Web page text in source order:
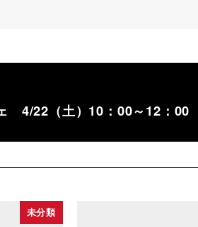
4/22（土）10：00～12：00
未分類